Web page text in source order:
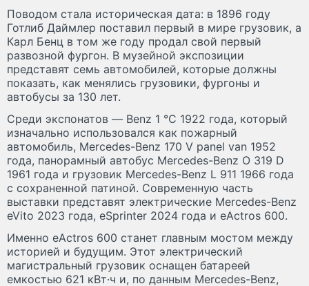
Поводом стала историческая дата: в 1896 году
Готлиб Даймлер поставил первый в мире грузовик, а
Карл Бенц в том же году продал свой первый
развозной фургон. В музейной экспозиции
представят семь автомобилей, которые должны
показать, как менялись грузовики, фургоны и
автобусы за 130 лет.
Среди экспонатов — Benz 1 °C 1922 года, который
изначально использовался как пожарный
автомобиль, Mercedes-Benz 170 V panel van 1952
года, панорамный автобус Mercedes-Benz O 319 D
1961 года и грузовик Mercedes-Benz L 911 1966 года
с сохраненной патиной. Современную часть
выставки представят электрические Mercedes-Benz
eVito 2023 года, eSprinter 2024 года и eActros 600.
Именно eActros 600 станет главным мостом между
историей и будущим. Этот электрический
магистральный грузовик оснащен батареей
емкостью 621 кВт·ч и, по данным Mercedes-Benz,